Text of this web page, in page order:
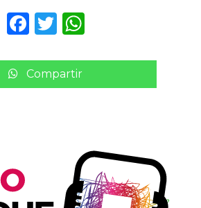
F
c
e
T
it
te
W
a
ts
p
Compartir